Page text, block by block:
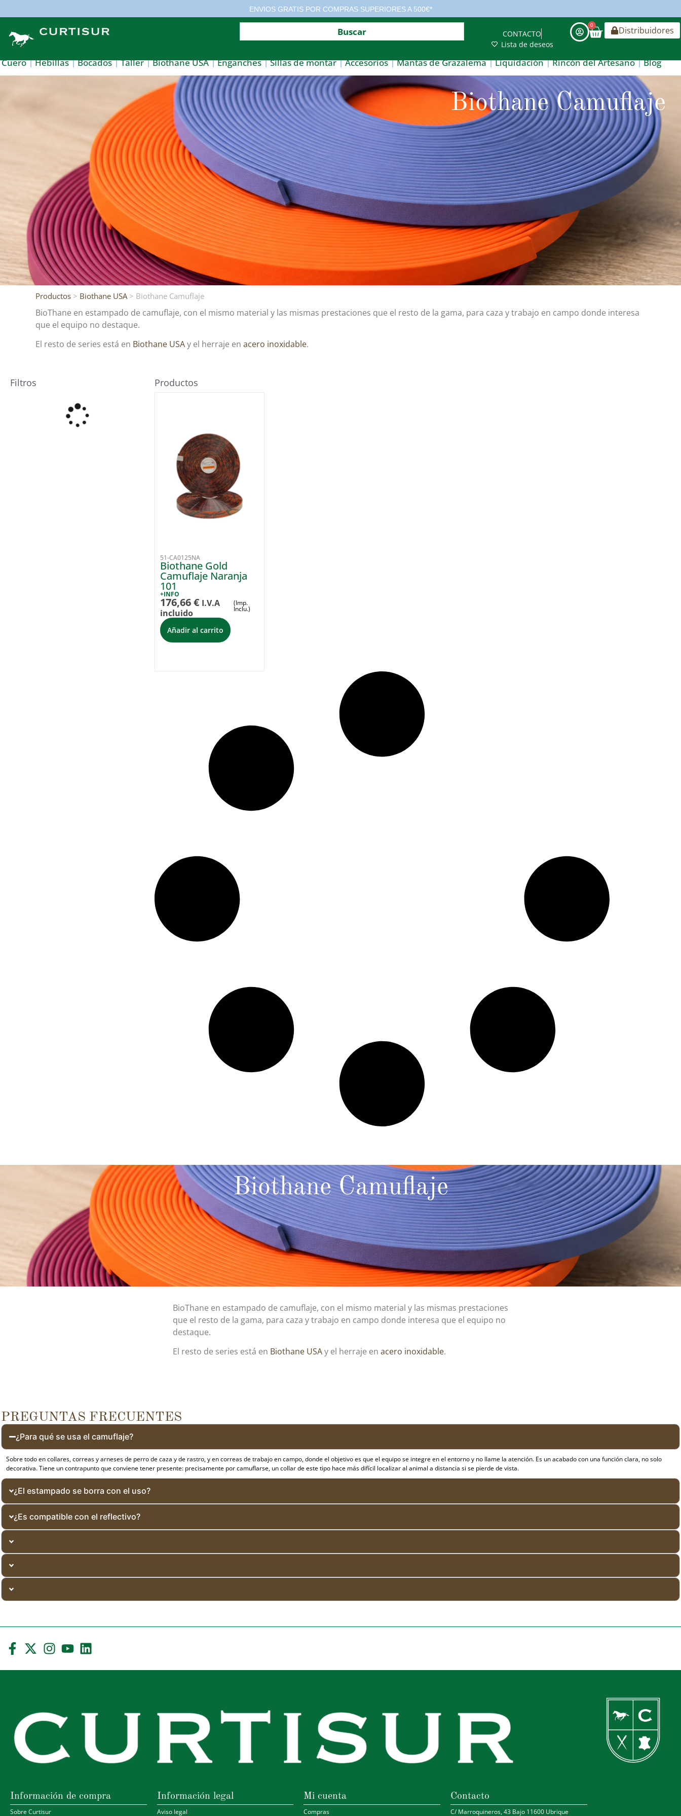
ENVIOS GRATIS POR COMPRAS SUPERIORES A 500€*
CONTACTO
Lista de deseos
0 Distribuidores
Cuero Hebillas Bocados Taller Biothane USA Enganches Sillas de montar Accesorios Mantas de Grazalema Liquidación Rincón del Artesano Blog
Biothane Camuflaje
Productos > Biothane USA> Biothane Camuflaje
BioThane en estampado de camuflaje, con el mismo material y las mismas prestaciones que el resto de la gama, para caza y trabajo en campo donde interesa
que el equipo no destaque.
El resto de series está en Biothane USAy el herraje enacero inoxidable.
Filtros Productos
51-CA0125NA
Biothane Gold
Camuflaje Naranja
101
+INFO
176,66€ I.V.A
incluido
(Imp.
Inclu.)
Añadir al carrito
Biothane Camuflaje
BioThane en estampado de camuflaje, con el mismo material y las mismas prestaciones
que el resto de la gama, para caza y trabajo en campo donde interesa que el equipo no
destaque.
El resto de series está en Biothane USAy el herraje en acero inoxidable.
PREGUNTAS FRECUENTES
¿Para qué se usa el camuflaje?
Sobre todo en collares, correas y arneses de perro de caza y de rastro, y en correas de trabajo en campo, donde el objetivo es que el equipo se integre en el entorno y no llame la atención. Es un acabado con una función clara, no solo
decorativa. Tiene un contrapunto que conviene tener presente: precisamente por camuflarse, un collar de este tipo hace más difícil localizar al animal a distancia si se pierde de vista.
¿El estampado se borra con el uso?
¿Es compatible con el reflectivo?
Información de compra
Sobre Curtisur
Información legal
Aviso legal
Mi cuenta
Compras
Contacto
C/ Marroquineros, 43 Bajo 11600 Ubrique